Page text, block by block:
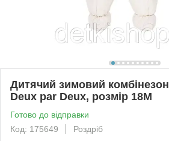
Дитячий зимовий
Deux par Deux, розмір 18М
Готово до відправки
Код: 175649
Роздріб